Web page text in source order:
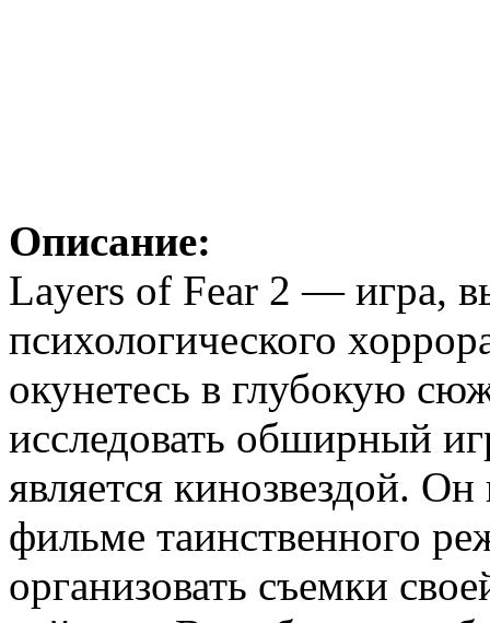
Описание:
Layers of Fear 2 — игра,
психологического
окунетесь в глубокую
исследовать обширный
является кинозвездой.
фильме таинственного
организовать съемки